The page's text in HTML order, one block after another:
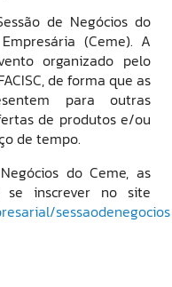
de Negócios do
(Ceme). A
organizado pelo
de forma que as
para outras
de produtos e/ou
de tempo.
do Ceme, as
se inscrever no site
sessaodenegocios